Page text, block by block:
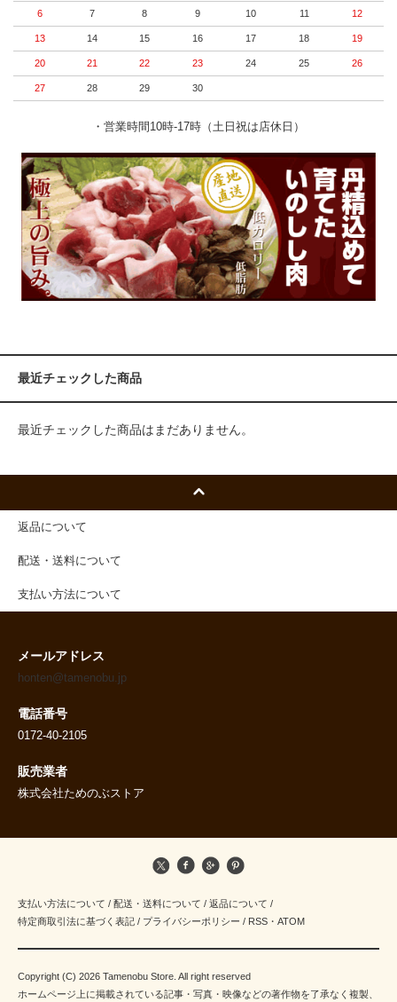
6 7 8 9 10 11 12
13 14 15 16 17 18 19
20 21 22 23 24 25 26
27 28 29 30
・営業時間10時-17時（土日祝は店休日）
最近チェックした商品
最近チェックした商品はまだありません。
返品について
配送・送料について
支払い方法について
メールアドレス
honten@tamenobu.jp
電話番号
0172-40-2105
販売業者
株式会社ためのぶストア
支払い方法について / 配送・送料について / 返品について /
特定商取引法に基づく表記 / プライバシーポリシー / RSS ・ ATOM
Copyright (C) 2026 Tamenobu Store. All right reserved
ホームページ上に掲載されている記事・写真・映像などの著作物を了承なく複製、